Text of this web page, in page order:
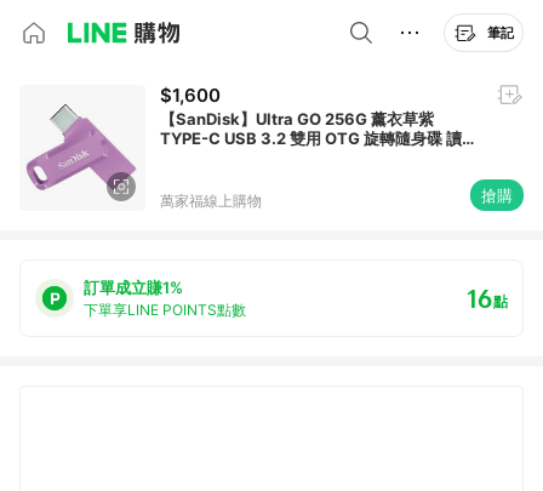
筆記
$1,600
【SanDisk】Ultra GO 256G 薰衣草紫
TYPE-C USB 3.2 雙用 OTG 旋轉隨身碟 讀取
萬家福線上購物 搶購
訂單成立賺1%
下單享LINE POINTS點數 16點